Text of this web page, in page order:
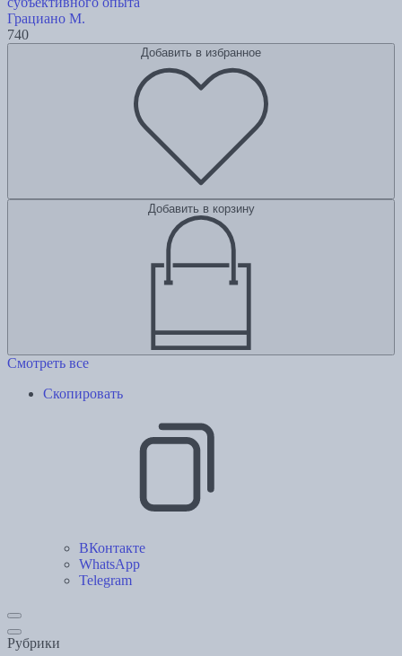
Грациано М.
740
Добавить в избранное
Добавить в корзину
Смотреть все
Скопировать
ВКонтакте
WhatsApp
Telegram
Рубрики